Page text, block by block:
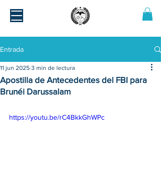
Entrada
Apostilla de Antecedentes del FBI para
Brunéi Darussalam
11 jun 2025 3 min de lectura
https://youtu.be/rC4BkkGhWPc